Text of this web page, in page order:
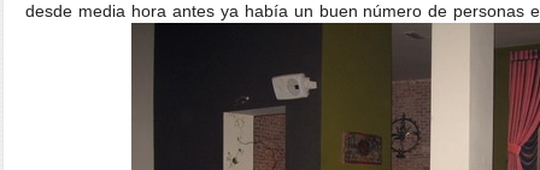
desde media hora antes ya había un buen número de personas